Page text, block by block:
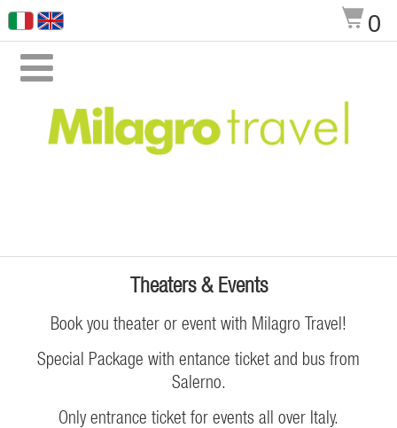
$0

Theaters & Events
Book you theater or event with Milagro Travel!
Special Package with entance ticket and bus from
Salerno.
Only entrance ticket for events all over Italy.